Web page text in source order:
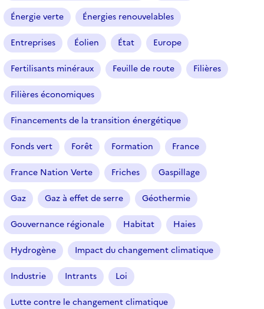
Énergie verte Énergies renouvelables
Entreprises Éolien État Europe
Fertilisants minéraux Feuille de route Filières
Filières économiques
Financements de la transition énergétique
Fonds vert Forêt Formation France
France Nation Verte Friches Gaspillage
Gaz Gaz à effet de serre Géothermie
Gouvernance régionale Habitat Haies
Hydrogène Impact du changement climatique
Industrie Intrants Loi
Lutte contre le changement climatique